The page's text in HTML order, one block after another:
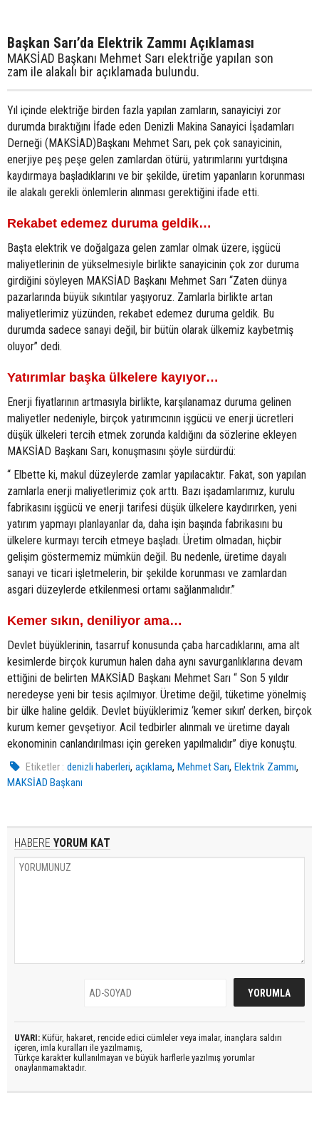
Başkan Sarı’da Elektrik Zammı Açıklaması
MAKSİAD Başkanı Mehmet Sarı elektriğe yapılan son
zam ile alakalı bir açıklamada bulundu.
Yıl içinde elektriğe birden fazla yapılan zamların, sanayiciyi zor
durumda bıraktığını İfade eden Denizli Makina Sanayici İşadamları
Derneği (MAKSİAD)Başkanı Mehmet Sarı, pek çok sanayicinin,
enerjiye peş peşe gelen zamlardan ötürü, yatırımlarını yurtdışına
kaydırmaya başladıklarını ve bir şekilde, üretim yapanların korunması
ile alakalı gerekli önlemlerin alınması gerektiğini ifade etti.
Rekabet edemez duruma geldik…
Başta elektrik ve doğalgaza gelen zamlar olmak üzere, işgücü
maliyetlerinin de yükselmesiyle birlikte sanayicinin çok zor duruma
girdiğini söyleyen MAKSİAD Başkanı Mehmet Sarı “Zaten dünya
pazarlarında büyük sıkıntılar yaşıyoruz. Zamlarla birlikte artan
maliyetlerimiz yüzünden, rekabet edemez duruma geldik. Bu
durumda sadece sanayi değil, bir bütün olarak ülkemiz kaybetmiş
oluyor” dedi.
Yatırımlar başka ülkelere kayıyor…
Enerji fiyatlarının artmasıyla birlikte, karşılanamaz duruma gelinen
maliyetler nedeniyle, birçok yatırımcının işgücü ve enerji ücretleri
düşük ülkeleri tercih etmek zorunda kaldığını da sözlerine ekleyen
MAKSİAD Başkanı Sarı, konuşmasını şöyle sürdürdü:
“ Elbette ki, makul düzeylerde zamlar yapılacaktır. Fakat, son yapılan
zamlarla enerji maliyetlerimiz çok arttı. Bazı işadamlarımız, kurulu
fabrikasını işgücü ve enerji tarifesi düşük ülkelere kaydırırken, yeni
yatırım yapmayı planlayanlar da, daha işin başında fabrikasını bu
ülkelere kurmayı tercih etmeye başladı. Üretim olmadan, hiçbir
gelişim göstermemiz mümkün değil. Bu nedenle, üretime dayalı
sanayi ve ticari işletmelerin, bir şekilde korunması ve zamlardan
asgari düzeylerde etkilenmesi ortamı sağlanmalıdır.”
Kemer sıkın, deniliyor ama…
Devlet büyüklerinin, tasarruf konusunda çaba harcadıklarını, ama alt
kesimlerde birçok kurumun halen daha aynı savurganlıklarına devam
ettiğini de belirten MAKSİAD Başkanı Mehmet Sarı “ Son 5 yıldır
neredeyse yeni bir tesis açılmıyor. Üretime değil, tüketime yönelmiş
bir ülke haline geldik. Devlet büyüklerimiz ‘kemer sıkın’ derken, birçok
kurum kemer gevşetiyor. Acil tedbirler alınmalı ve üretime dayalı
ekonominin canlandırılması için gereken yapılmalıdır” diye konuştu.
Etiketler : denizli haberleri,açıklama,Mehmet Sarı,Elektrik Zammı,
MAKSİAD Başkanı
HABERE YORUM KAT
UYARI: Küfür, hakaret, rencide edici cümleler veya imalar, inançlara saldırı
içeren, imla kuralları ile yazılmamış,
Türkçe karakter kullanılmayan ve büyük harflerle yazılmış yorumlar
onaylanmamaktadır.